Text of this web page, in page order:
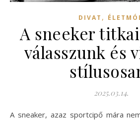
DIVAT ,
A sneeker
válasszunk és
2025.03.14.
A sneaker, azaz sportcipő mára nem csupán a sportolás